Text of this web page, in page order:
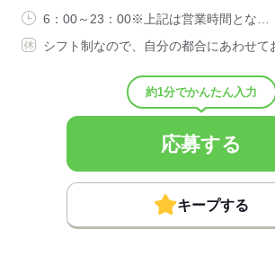
6：00～23：00※上記は営業時間とな…
シフト制なので、自分の都合にあわせて
約1分でかんたん入力
応募する
キープする